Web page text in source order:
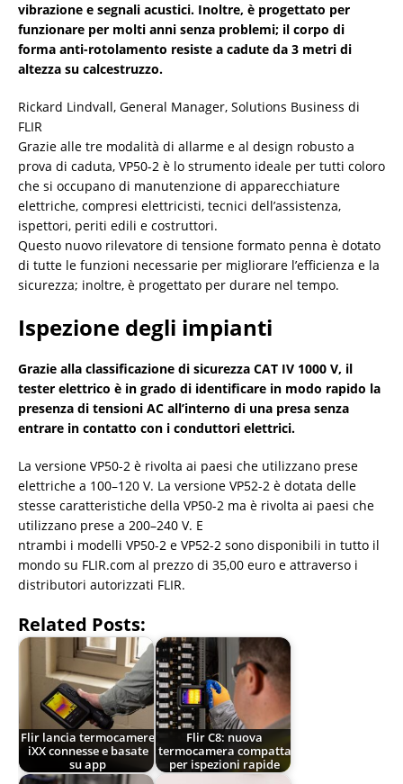
vibrazione e segnali acustici. Inoltre, è progettato per
funzionare per molti anni senza problemi; il corpo di
forma anti-rotolamento resiste a cadute da 3 metri di
altezza su calcestruzzo.
Rickard Lindvall, General Manager, Solutions Business di
FLIR
Grazie alle tre modalità di allarme e al design robusto a
prova di caduta, VP50-2 è lo strumento ideale per tutti coloro
che si occupano di manutenzione di apparecchiature
elettriche, compresi elettricisti, tecnici dell’assistenza,
ispettori, periti edili e costruttori.
Questo nuovo rilevatore di tensione formato penna è dotato
di tutte le funzioni necessarie per migliorare l’efficienza e la
sicurezza; inoltre, è progettato per durare nel tempo.
Ispezione degli impianti
Grazie alla classificazione di sicurezza CAT IV 1000 V, il
tester elettrico è in grado di identificare in modo rapido la
presenza di tensioni AC all’interno di una presa senza
entrare in contatto con i conduttori elettrici.
La versione VP50-2 è rivolta ai paesi che utilizzano prese
elettriche a 100–120 V. La versione VP52-2 è dotata delle
stesse caratteristiche della VP50-2 ma è rivolta ai paesi che
utilizzano prese a 200–240 V. E
ntrambi i modelli VP50-2 e VP52-2 sono disponibili in tutto il
mondo su FLIR.com al prezzo di 35,00 euro e attraverso i
distributori autorizzati FLIR.
Related Posts:
Flir lancia termocamere
iXX connesse e basate
su app
Flir C8: nuova
termocamera compatta
per ispezioni rapide